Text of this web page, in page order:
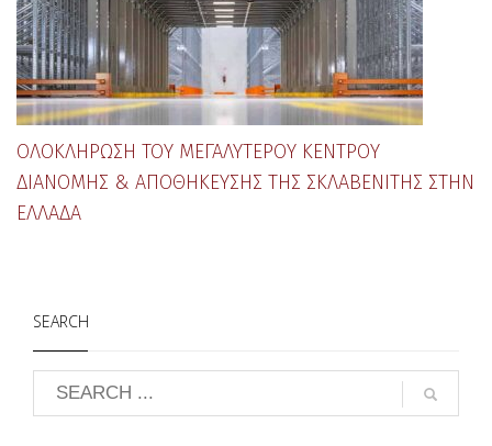
ΟΛΟΚΛΉΡΩΣΗ ΤΟΥ ΜΕΓΑΛΎΤΕΡΟΥ ΚΈΝΤΡΟΥ
ΔΙΑΝΟΜΉΣ & ΑΠΟΘΉΚΕΥΣΗΣ ΤΗΣ ΣΚΛΑΒΕΝΙΤΗΣ ΣΤΗΝ
ΕΛΛΆΔΑ
SEARCH